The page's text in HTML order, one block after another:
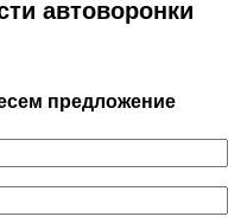
автоворонки
предложение